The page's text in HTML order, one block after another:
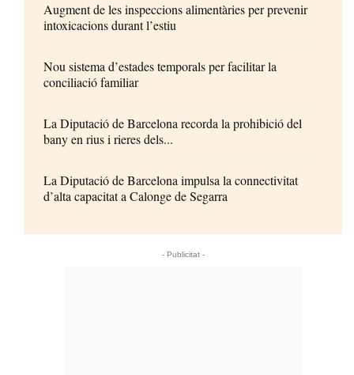
Augment de les inspeccions alimentàries per prevenir
intoxicacions durant l’estiu
Nou sistema d’estades temporals per facilitar la
conciliació familiar
La Diputació de Barcelona recorda la prohibició del
bany en rius i rieres dels...
La Diputació de Barcelona impulsa la connectivitat
d’alta capacitat a Calonge de Segarra
- Publicitat -